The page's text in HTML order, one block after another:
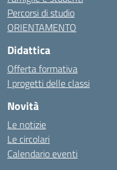
Percorsi di studio
ORIENTAMENTO
Didattica
Offerta formativa
I progetti delle classi
Novità
Le notizie
Le circolari
Calendario eventi